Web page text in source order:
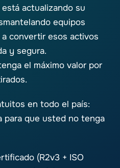
actualizando su
equipos
convertir esos activos
y segura.
el máximo valor por
en todo el país:
para que usted no tenga
(R2v3 + ISO